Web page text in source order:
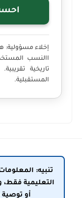
إخلاء مسؤولية:
االنسب
تاريخية
المستقبلية.
تنبيه:
التعليمية فقط،
أو